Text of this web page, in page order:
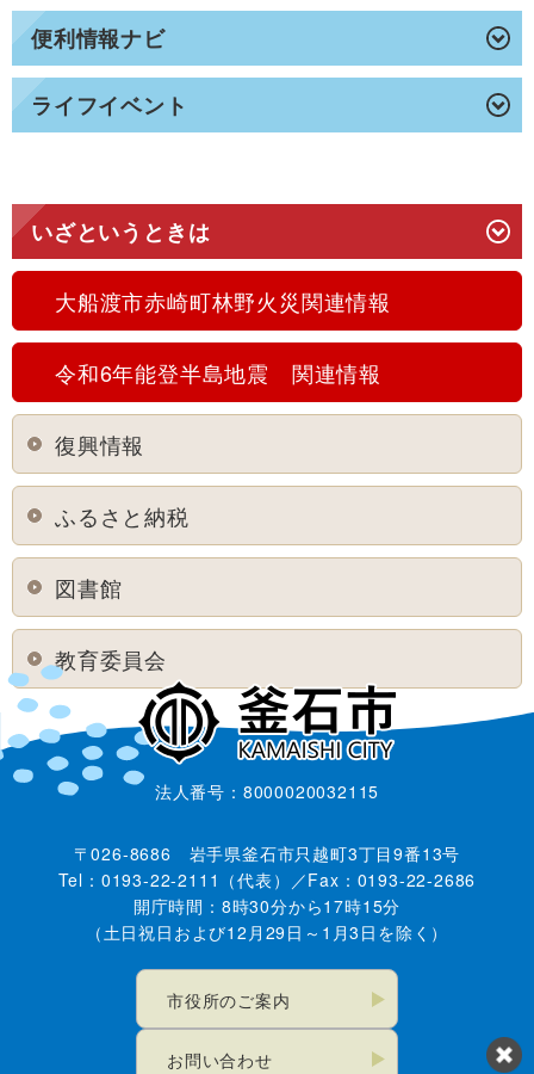
便利情報ナビ
ライフイベント
いざというときは
大船渡市赤崎町林野火災関連情報
令和6年能登半島地震 関連情報
復興情報
ふるさと納税
図書館
教育委員会
法人番号：8000020032115
〒026-8686 岩手県釜石市只越町3丁目9番13号
Tel：0193-22-2111（代表）／Fax：0193-22-2686
開庁時間：8時30分から17時15分
（土日祝日および12月29日～1月3日を除く）
市役所のご案内
お問い合わせ